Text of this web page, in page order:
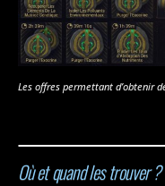
Les offres permettant d’obtenir
Où et quand les trouver ?